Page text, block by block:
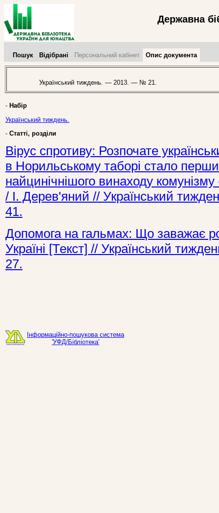
Державна
Пошук Відібрані Персональний кабінет Опис документа
Український тиждень. — 2013. — № 21.
- Набір
Український тиждень.
- Статті, розділи
Вірус спротиву: Розпочате
в Норильському таборі стало
найцинічнішого винаходу
/ І. Дерев'яний // Український
41.
Допомога на гальмах: Що заважає
Україні [Текст] // Український
27.
Інформаційно-пошукова система
'УФД/Бібліотека'